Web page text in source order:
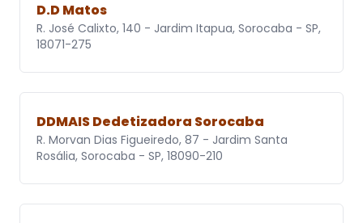
D.D Matos
R. José Calixto, 140 - Jardim Itapua, Sorocaba - SP,
18071-275
DDMAIS Dedetizadora Sorocaba
R. Morvan Dias Figueiredo, 87 - Jardim Santa
Rosália, Sorocaba - SP, 18090-210